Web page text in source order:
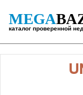
MEGA
каталог проверенной